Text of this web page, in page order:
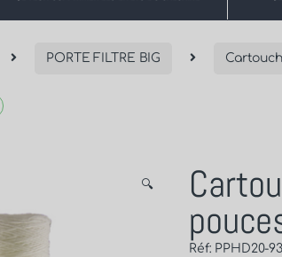
PORTE FILTRE BIG
🔍
Réf: PPHD20-93